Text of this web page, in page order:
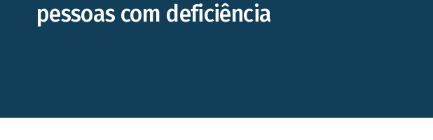
pessoas com deficiência